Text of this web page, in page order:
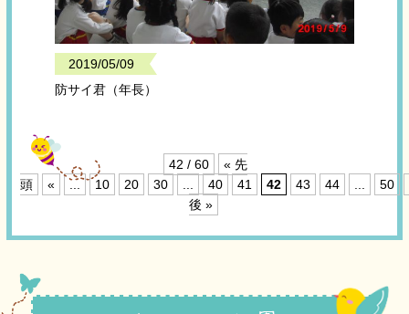
2019/05/09
防サイ君（年長）
42 / 60
« 先
頭
« ... 10 20 30 ... 40 41 42 43 44 ... 50
後 »